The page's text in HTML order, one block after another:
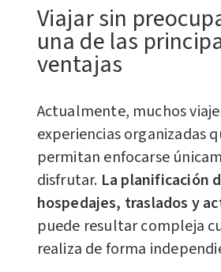
Viajar sin
una de las
ventajas
Actualmente, muchos
experiencias organizadas
permitan enfocarse
disfrutar. La planificación
hospedajes, traslados y
puede resultar compleja
realiza de forma